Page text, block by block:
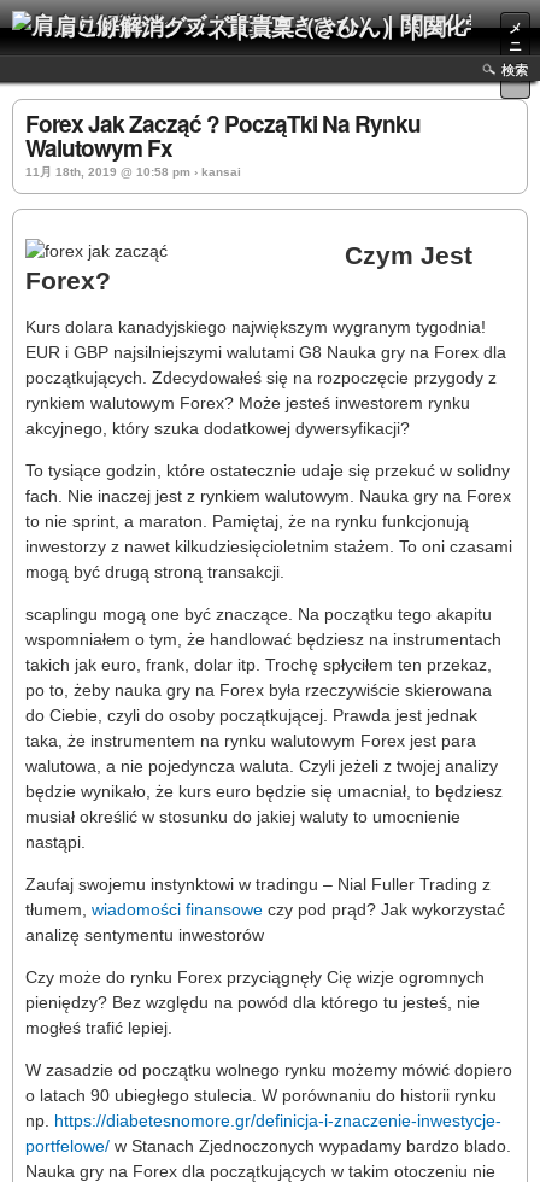
肩こり解消グッズ｜貴稟（きひん）｜関西化学株式会社
メ
ニ
ュ
ー
検索
Forex Jak Zacząć ? PocząTki Na Rynku
Walutowym Fx
11月 18th, 2019 @ 10:58 pm › kansai
Czym Jest
Forex?
Kurs dolara kanadyjskiego największym wygranym tygodnia!
EUR i GBP najsilniejszymi walutami G8 Nauka gry na Forex dla
początkujących. Zdecydowałeś się na rozpoczęcie przygody z
rynkiem walutowym Forex? Może jesteś inwestorem rynku
akcyjnego, który szuka dodatkowej dywersyfikacji?
To tysiące godzin, które ostatecznie udaje się przekuć w solidny
fach. Nie inaczej jest z rynkiem walutowym. Nauka gry na Forex
to nie sprint, a maraton. Pamiętaj, że na rynku funkcjonują
inwestorzy z nawet kilkudziesięcioletnim stażem. To oni czasami
mogą być drugą stroną transakcji.
scaplingu mogą one być znaczące. Na początku tego akapitu
wspomniałem o tym, że handlować będziesz na instrumentach
takich jak euro, frank, dolar itp. Trochę spłyciłem ten przekaz,
po to, żeby nauka gry na Forex była rzeczywiście skierowana
do Ciebie, czyli do osoby początkującej. Prawda jest jednak
taka, że instrumentem na rynku walutowym Forex jest para
walutowa, a nie pojedyncza waluta. Czyli jeżeli z twojej analizy
będzie wynikało, że kurs euro będzie się umacniał, to będziesz
musiał określić w stosunku do jakiej waluty to umocnienie
nastąpi.
Zaufaj swojemu instynktowi w tradingu – Nial Fuller Trading z
tłumem, wiadomości finansowe czy pod prąd? Jak wykorzystać
analizę sentymentu inwestorów
Czy może do rynku Forex przyciągnęły Cię wizje ogromnych
pieniędzy? Bez względu na powód dla którego tu jesteś, nie
mogłeś trafić lepiej.
W zasadzie od początku wolnego rynku możemy mówić dopiero
o latach 90 ubiegłego stulecia. W porównaniu do historii rynku
np. https://diabetesnomore.gr/definicja-i-znaczenie-inwestycje-
portfelowe/ w Stanach Zjednoczonych wypadamy bardzo blado.
Nauka gry na Forex dla początkujących w takim otoczeniu nie